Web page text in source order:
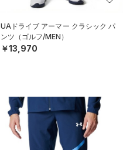
UAドライブ アーマー クラシック パ
ンツ（ゴルフ/MEN）
￥13,970